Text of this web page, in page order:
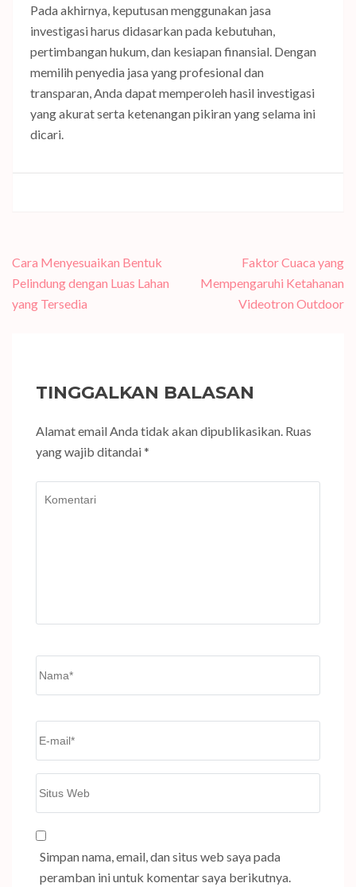
Pada akhirnya, keputusan menggunakan jasa
investigasi harus didasarkan pada kebutuhan,
pertimbangan hukum, dan kesiapan finansial. Dengan
memilih penyedia jasa yang profesional dan
transparan, Anda dapat memperoleh hasil investigasi
yang akurat serta ketenangan pikiran yang selama ini
dicari.
Navigasi
pos
Cara Menyesuaikan Bentuk
Pelindung dengan Luas Lahan
yang Tersedia
Faktor Cuaca yang
Mempengaruhi Ketahanan
Videotron Outdoor
TINGGALKAN BALASAN
Alamat email Anda tidak akan dipublikasikan. Ruas
yang wajib ditandai*
Simpan nama, email, dan situs web saya pada
peramban ini untuk komentar saya berikutnya.